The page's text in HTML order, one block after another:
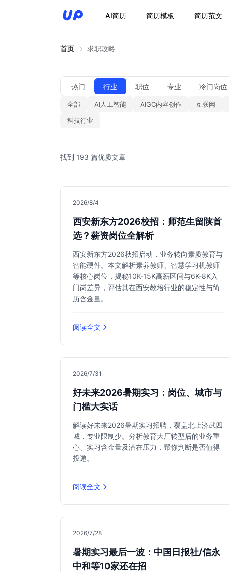
AI简历 简历模板 简历范文
首页 求职攻略
热门 行业 职位 专业 冷门岗位
全部 AI人工智能 AIGC内容创作 互联网
科技行业
找到 193 篇优质文章
2026/8/4
西安新东方2026校招：师范生留陕首
选？薪资岗位全解析
西安新东方2026秋招启动，业务转向素质教育与
智能硬件。本文解析素养教师、智慧学习机教师
等核心岗位，揭秘10K-15K高薪区间与6K-8K入
门岗差异，评估其在西安教培行业的稳定性与简
历含金量。
阅读全文
2026/7/31
好未来2026暑期实习：岗位、城市与
门槛大实话
解读好未来2026暑期实习招聘，覆盖北上济武四
城，专业限制少。分析教育大厂转型后的业务重
心、实习含金量及潜在压力，帮你判断是否值得
投递。
阅读全文
2026/7/28
暑期实习最后一波：中国日报社/信永
中和等10家还在招